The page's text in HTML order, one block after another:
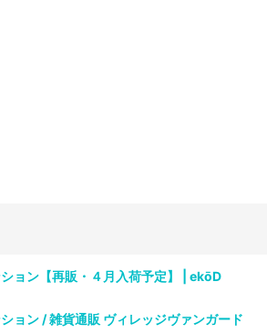
ョン【再販・４月入荷予定】 | ekōD
ョン / 雑貨通販 ヴィレッジヴァンガード